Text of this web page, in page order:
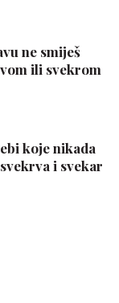
ne smiješ
ili svekrom
koje nikada
i svekar